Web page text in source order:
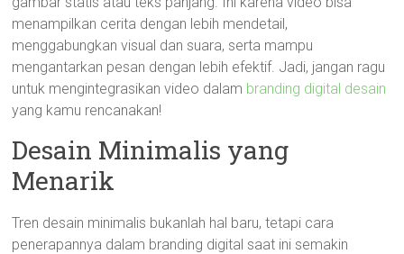
menampilkan cerita dengan lebih mendetail,
menggabungkan visual dan suara, serta mampu
mengantarkan pesan dengan lebih efektif. Jadi, jangan ragu
untuk mengintegrasikan video dalam branding digital desain
yang kamu rencanakan!
Desain Minimalis yang
Menarik
Tren desain minimalis bukanlah hal baru, tetapi cara
penerapannya dalam branding digital saat ini semakin